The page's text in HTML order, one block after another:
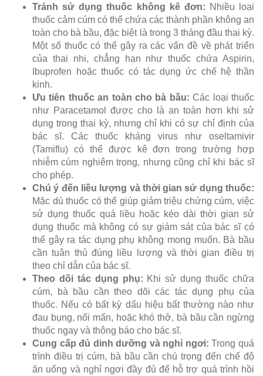
Tránh sử dụng thuốc không kê đơn: Nhiều loại
thuốc cảm cúm có thể chứa các thành phần không an
toàn cho bà bầu, đặc biệt là trong 3 tháng đầu thai kỳ.
Một số thuốc có thể gây ra các vấn đề về phát triển
của thai nhi, chẳng hạn như thuốc chứa Aspirin,
Ibuprofen hoặc thuốc có tác dụng ức chế hệ thần
kinh.
Ưu tiên thuốc an toàn cho bà bầu: Các loại thuốc
như Paracetamol được cho là an toàn hơn khi sử
dụng trong thai kỳ, nhưng chỉ khi có sự chỉ định của
bác sĩ. Các thuốc kháng virus như oseltamivir
(Tamiflu) có thể được kê đơn trong trường hợp
nhiễm cúm nghiêm trọng, nhưng cũng chỉ khi bác sĩ
cho phép.
Chú ý đến liều lượng và thời gian sử dụng thuốc:
Mặc dù thuốc có thể giúp giảm triệu chứng cúm, việc
sử dụng thuốc quá liều hoặc kéo dài thời gian sử
dụng thuốc mà không có sự giám sát của bác sĩ có
thể gây ra tác dụng phụ không mong muốn. Bà bầu
cần tuân thủ đúng liều lượng và thời gian điều trị
theo chỉ dẫn của bác sĩ.
Theo dõi tác dụng phụ: Khi sử dụng thuốc chữa
cúm, bà bầu cần theo dõi các tác dụng phụ của
thuốc. Nếu có bất kỳ dấu hiệu bất thường nào như
đau bụng, nổi mẩn, hoặc khó thở, bà bầu cần ngừng
thuốc ngay và thông báo cho bác sĩ.
Cung cấp đủ dinh dưỡng và nghỉ ngơi: Trong quá
trình điều trị cúm, bà bầu cần chú trọng đến chế độ
ăn uống và nghỉ ngơi đầy đủ để hỗ trợ quá trình hồi